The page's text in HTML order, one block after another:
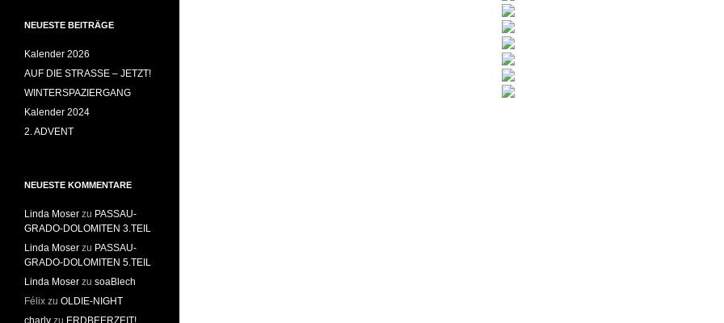
NEUESTE BEITRÄGE
Kalender 2026
AUF DIE STRASSE – JETZT!
WINTERSPAZIERGANG
Kalender 2024
2. ADVENT
NEUESTE KOMMENTARE
Linda Moser zu PASSAU-
GRADO-DOLOMITEN 3.TEIL
Linda Moser zu PASSAU-
GRADO-DOLOMITEN 5.TEIL
Linda Moser zu soaBlech
Félix zu OLDIE-NIGHT
charly zu ERDBEERZEIT!